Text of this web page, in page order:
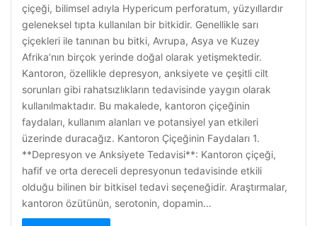
çiçeği, bilimsel adıyla Hypericum perforatum, yüzyıllardır
geleneksel tıpta kullanılan bir bitkidir. Genellikle sarı
çiçekleri ile tanınan bu bitki, Avrupa, Asya ve Kuzey
Afrika’nın birçok yerinde doğal olarak yetişmektedir.
Kantoron, özellikle depresyon, anksiyete ve çeşitli cilt
sorunları gibi rahatsızlıkların tedavisinde yaygın olarak
kullanılmaktadır. Bu makalede, kantoron çiçeğinin
faydaları, kullanım alanları ve potansiyel yan etkileri
üzerinde duracağız. Kantoron Çiçeğinin Faydaları 1.
**Depresyon ve Anksiyete Tedavisi**: Kantoron çiçeği,
hafif ve orta dereceli depresyonun tedavisinde etkili
olduğu bilinen bir bitkisel tedavi seçeneğidir. Araştırmalar,
kantoron özütünün, serotonin, dopamin…